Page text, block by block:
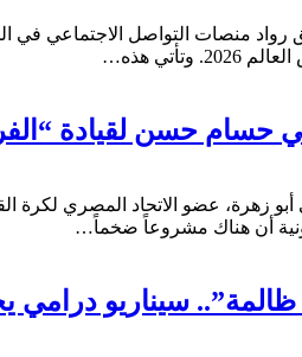
من تكرار سيناريو 2022 أطلق رواد منصات
هذه…
في حسام حسن لقيادة
عضو الاتحاد المصري لكرة
أن هناك مشروعاً ضخماً…
سيناريو درامي